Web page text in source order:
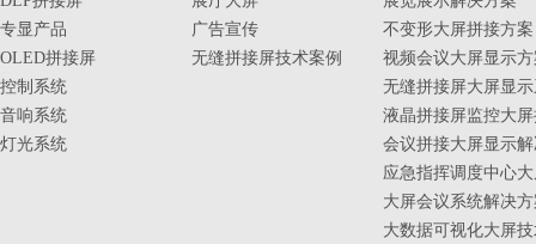
专显产品
OLED拼接屏
控制系统
音响系统
灯光系统
广告宣传
无缝拼接屏技术案例
不变形大屏拼接方案
视频会议大屏显示
无缝拼接屏大屏显
液晶拼接屏监控大
会议拼接大屏显示
应急指挥调度中心
大屏会议系统解决
大数据可视化大屏